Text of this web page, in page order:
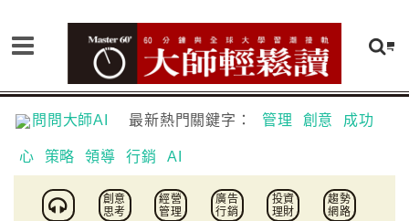
問問大師AI 最新熱門關鍵字： 管理 創意 成功
心 策略 領導 行銷 AI
創意
思考
經營
管理
廣告
行銷
投資
理財
趨勢
網路